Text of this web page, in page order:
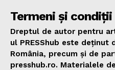
Termeni și condiții
Dreptul de autor pentru
ul PRESShub este deținut
România, precum și de
presshub.ro. Materialele